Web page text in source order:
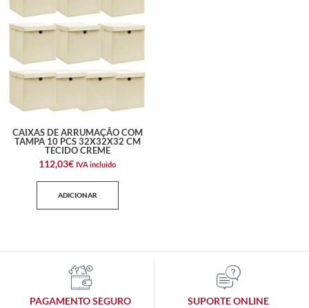
CAIXAS DE ARRUMAÇÃO COM
TAMPA 10 PCS 32X32X32 CM
TECIDO CREME
112,03€ IVA incluido
ADICIONAR
PAGAMENTO SEGURO SUPORTE ONLINE